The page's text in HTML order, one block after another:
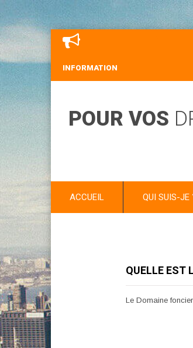
INFORMATION
POUR VOS
ACCUEIL QUI SUIS-JE
QUELLE EST
Le Domaine